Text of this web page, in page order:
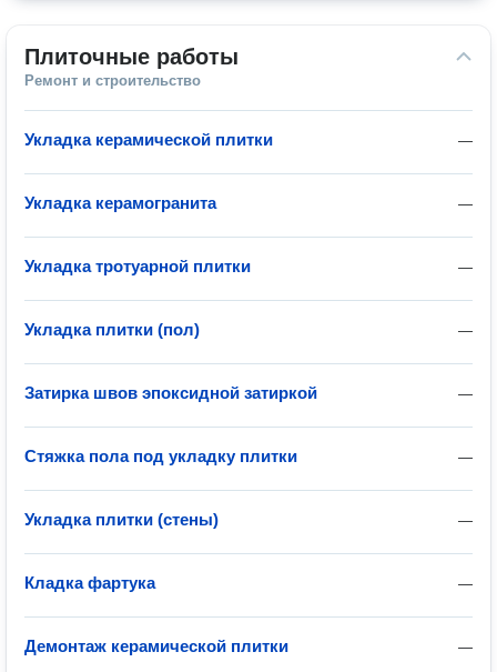
Плиточные работы
Ремонт и строительство
—
Укладка керамической плитки
—
Укладка керамогранита
—
Укладка тротуарной плитки
—
Укладка плитки (пол)
—
Затирка швов эпоксидной затиркой
—
Стяжка пола под укладку плитки
—
Укладка плитки (стены)
—
Кладка фартука
—
Демонтаж керамической плитки